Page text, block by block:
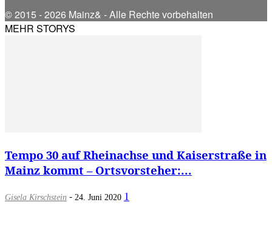
© 2015 - 2026 Mainz& - Alle Rechte vorbehalten
MEHR STORYS
Tempo 30 auf Rheinachse und Kaiserstraße in
Mainz kommt – Ortsvorsteher:...
Gisela Kirschstein - 24. Juni 2020 1